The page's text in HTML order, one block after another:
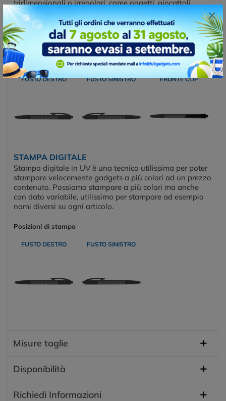
×
tridimensionali o irregolari, come oggetti, giocattoli,
penne, tazze e molti altri materiali. Questa tecnica di
stampa è spesso utilizzata per prodotti promozionali,
personalizzazioni di oggetti e produzione di piccoli
articoli.
Posizioni di stampa
FUSTO DESTRO FUSTO SINISTRO FRONTE CLIP
STAMPA DIGITALE
Stampa digitale in UV è una tecnica utilissima per poter
stampare velocemente gadgets a più colori ad un prezzo
contenuto. Possiamo stampare a più colori ma anche
con dato variabile, utilissimo per stampare ad esempio
nomi diversi su ogni articolo.
Posizioni di stampa
FUSTO DESTRO FUSTO SINISTRO
Misure taglie
Disponibilità
Richiedi Informazioni